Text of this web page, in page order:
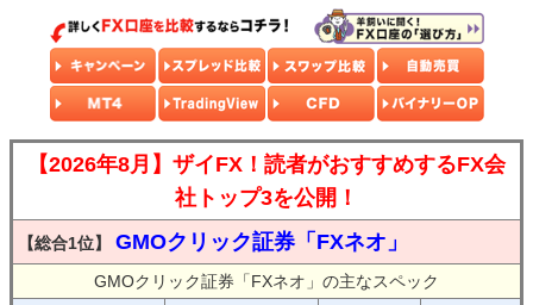
【2026年8月】ザイFX！読者がおすすめするFX会
社トップ3を公開！
【総合1位】 GMOクリック証券「FXネオ」
GMOクリック証券「FXネオ」の主なスペック